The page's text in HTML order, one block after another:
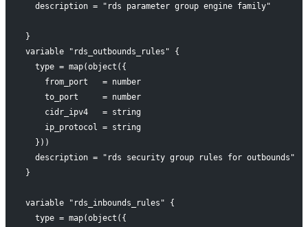
  description = "rds parameter group engine family"
}
variable "rds_outbounds_rules" {
  type = map(object({
    from_port   = number
    to_port     = number
    cidr_ipv4   = string
    ip_protocol = string
  }))
  description = "rds security group rules for outbounds"
}
variable "rds_inbounds_rules" {
  type = map(object({